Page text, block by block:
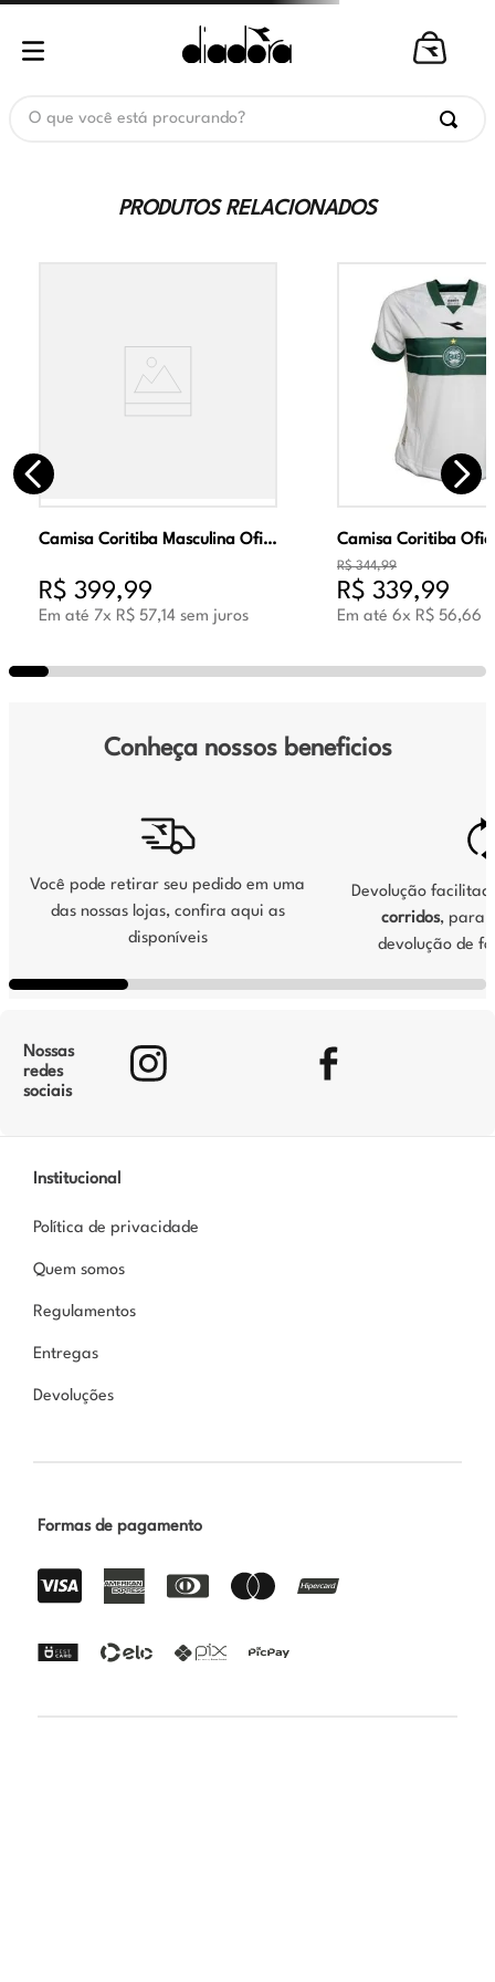
PRODUTOS RELACIONADOS
Camisa Coritiba Masculina Oficial Jogo 2 2026 Verde
R$ 399,99
Em até 7x R$ 57,14 sem juros
R$ 344,99
R$ 339,99
Em até 6x R$ 56,66
Conheça nossos beneficios
Você pode retirar seu pedido em uma
das nossas lojas, confira aqui as
disponíveis
Devolução
corridos, para
devolução de
Nossas
redes
sociais
Institucional
Política de privacidade
Quem somos
Regulamentos
Entregas
Devoluções
Formas de pagamento